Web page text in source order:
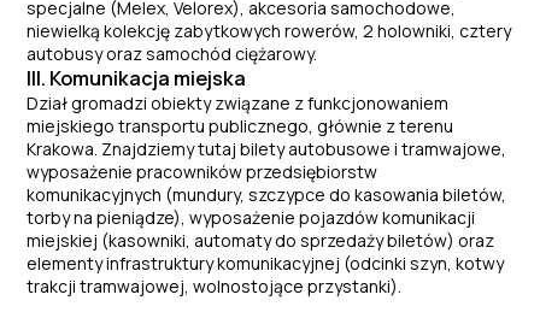
specjalne (Melex, Velorex), akcesoria samochodowe,
niewielką kolekcję zabytkowych rowerów, 2 holowniki, cztery
autobusy oraz samochód ciężarowy.
III. Komunikacja miejska
Dział gromadzi obiekty związane z funkcjonowaniem
miejskiego transportu publicznego, głównie z terenu
Krakowa. Znajdziemy tutaj bilety autobusowe i tramwajowe,
wyposażenie pracowników przedsiębiorstw
komunikacyjnych (mundury, szczypce do kasowania biletów,
torby na pieniądze), wyposażenie pojazdów komunikacji
miejskiej (kasowniki, automaty do sprzedaży biletów) oraz
elementy infrastruktury komunikacyjnej (odcinki szyn, kotwy
trakcji tramwajowej, wolnostojące przystanki).